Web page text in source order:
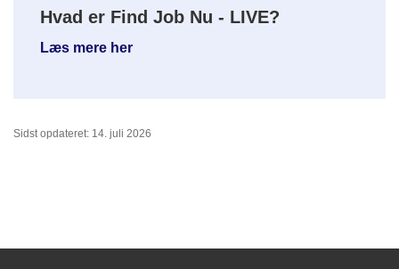
Hvad er Find Job Nu - LIVE?
Læs mere her
Sidst opdateret: 14. juli 2026